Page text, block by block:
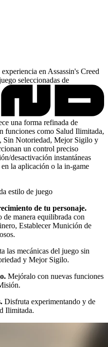
en Assassin's Creed
seleccionadas de
una forma refinada de
funciones como Salud Ilimitada,
Sin Notoriedad, Mejor Sigilo y
un control preciso
desactivación instantáneas
la aplicación o la in-game
estilo de juego
de tu personaje.
de manera equilibrada con
Establecer Munición de
las mecánicas del juego sin
y Mejor Sigilo.
Mejóralo con nuevas funciones
Disfruta experimentando y de
Ilimitada.